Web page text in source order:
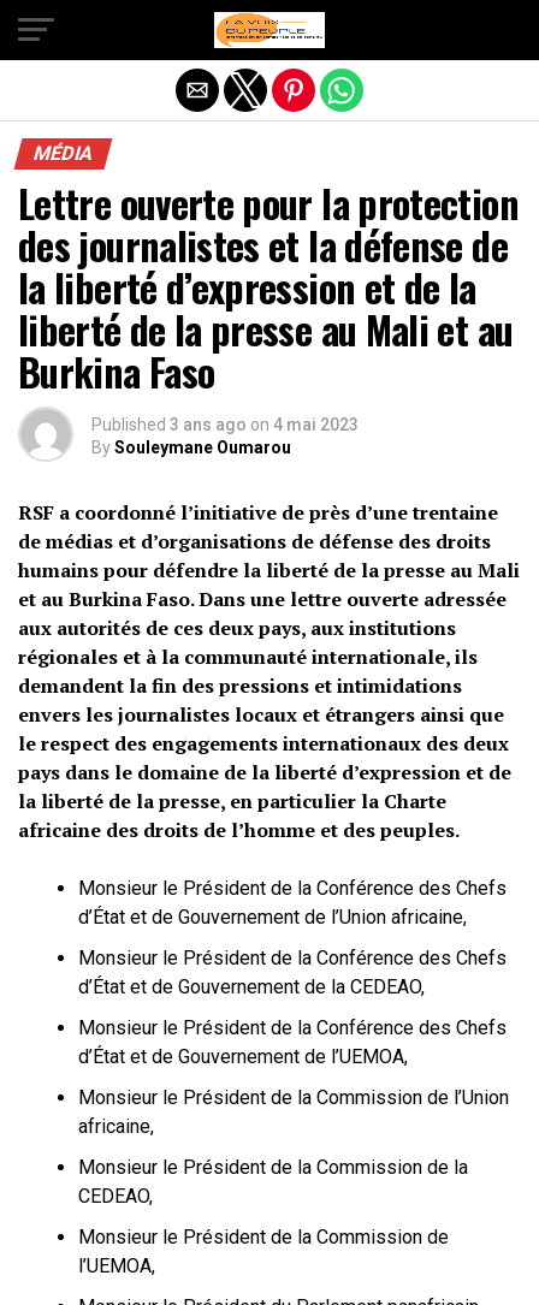
MÉDIA
Lettre ouverte pour la protection
des journalistes et la défense de
la liberté d’expression et de la
liberté de la presse au Mali et au
Burkina Faso
Published 3 ans ago on 4 mai 2023
BySouleymane Oumarou
RSF a coordonné l’initiative de près d’une trentaine
de médias et d’organisations de défense des droits
humains pour défendre la liberté de la presse au Mali
et au Burkina Faso. Dans une lettre ouverte adressée
aux autorités de ces deux pays, aux institutions
régionales et à la communauté internationale, ils
demandent la fin des pressions et intimidations
envers les journalistes locaux et étrangers ainsi que
le respect des engagements internationaux des deux
pays dans le domaine de la liberté d’expression et de
la liberté de la presse, en particulier la Charte
africaine des droits de l’homme et des peuples.
Monsieur le Président de la Conférence des Chefs
d’État et de Gouvernement de l’Union africaine,
Monsieur le Président de la Conférence des Chefs
d’État et de Gouvernement de la CEDEAO,
Monsieur le Président de la Conférence des Chefs
d’État et de Gouvernement de l’UEMOA,
Monsieur le Président de la Commission de l’Union
africaine,
Monsieur le Président de la Commission de la
CEDEAO,
Monsieur le Président de la Commission de
l’UEMOA,
Quitter la version mobile